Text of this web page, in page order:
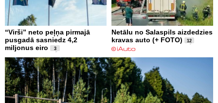
“Virši” neto peļņa pirmajā
pusgadā sasniedz 4,2
miljonus eiro
3
Netālu no Salaspils aizdedzies
kravas auto (+ FOTO)
12